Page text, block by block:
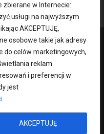
w Internecie:
usługi na najwyższym
AKCEPTUJĘ,
osobowe takie jak adresy
do celów marketingowych,
reklam
i preferencji w
jest
AKCEPTUJĘ